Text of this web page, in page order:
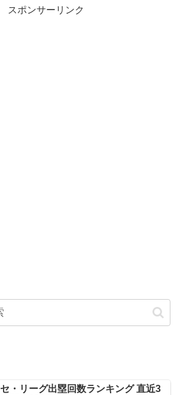
スポンサーリンク
セ・リーグ出塁回数ランキング 直近3